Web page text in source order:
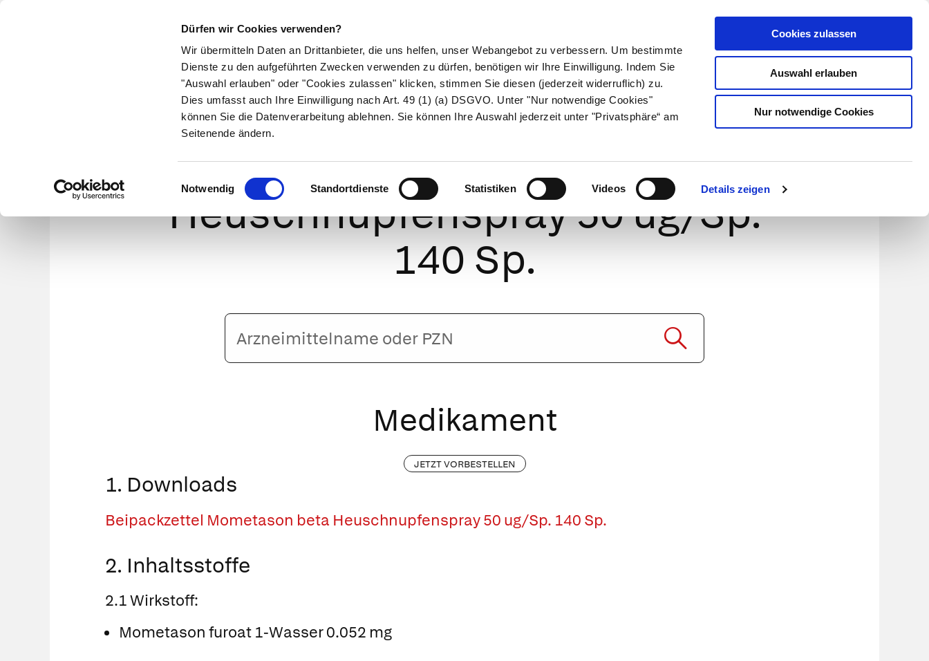
Dürfen wir Cookies verwenden?
Wir übermitteln Daten an Drittanbieter, die uns helfen, unser Webangebot zu verbessern. Um bestimmte
Dienste zu den aufgeführten Zwecken verwenden zu dürfen, benötigen wir Ihre Einwilligung. Indem Sie
"Auswahl erlauben" oder "Cookies zulassen" klicken, stimmen Sie diesen (jederzeit widerruflich) zu.
Dies umfasst auch Ihre Einwilligung nach Art. 49 (1) (a) DSGVO. Unter "Nur notwendige Cookies"
können Sie die Datenverarbeitung ablehnen. Sie können Ihre Auswahl jederzeit unter "Privatsphäre“ am
Seitenende ändern.
Einwilligungsauswahl
Notwendig Standortdienste Statistiken Videos Details zeigen
Cookies zulassen
Auswahl erlauben
Nur notwendige Cookies
Kundenlogin
Suche
Symptome Therapie Medikamente Naturheilkunde Eltern & Kind Gesund leben Über uns
Mometason beta
Heuschnupfenspray 50 ug/Sp.
140 Sp.
Arzneimittelname
oder
PZN
Medikament
JETZT VORBESTELLEN
1. Downloads
Beipackzettel Mometason beta Heuschnupfenspray 50 ug/Sp. 140 Sp.
2. Inhaltsstoffe
2.1 Wirkstoff:
Mometason furoat 1-Wasser 0.052 mg